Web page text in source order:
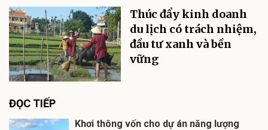
Thúc đẩy kinh doanh
du lịch có trách nhiệm,
đầu tư xanh và bền
vững
ĐỌC TIẾP
Khơi thông vốn cho dự án năng lượng